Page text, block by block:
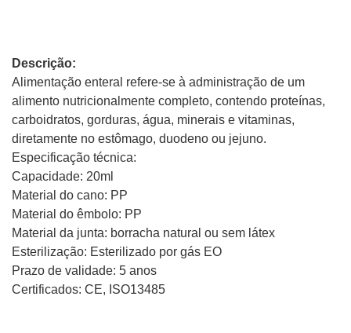
Descrição:
Alimentação enteral refere-se à administração de um
alimento nutricionalmente completo, contendo proteínas,
carboidratos, gorduras, água, minerais e vitaminas,
diretamente no estômago, duodeno ou jejuno.
Especificação técnica:
Capacidade: 20ml
Material do cano: PP
Material do êmbolo: PP
Material da junta: borracha natural ou sem látex
Esterilização: Esterilizado por gás EO
Prazo de validade: 5 anos
Certificados: CE, ISO13485